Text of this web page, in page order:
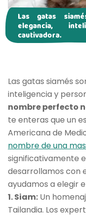
Las gatas
elegancia,
cautivadora.
Las gatas siamés
inteligencia y
nombre perfecto
te enteras que un
Americana de
nombre de una
significativamente
desarrollamos con
ayudamos a elegir
1. Siam: Un
Tailandia. Los